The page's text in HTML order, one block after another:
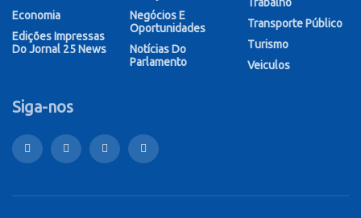
Economia
Edições Impressas
Do Jornal 25 News
Negócios E
Oportunidades
Notícias Do
Parlamento
Trabalho
Transporte Público
Turismo
Veiculos
Siga-nos